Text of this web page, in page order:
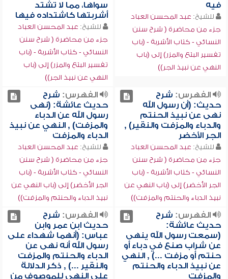
فيه
للشيخ: عبد المحسن العباد
جزء من محاضرة ( شرح سنن
النسائي - كتاب الأشربة - (باب
تفسير البتع والمزر) إلى (باب
النهي عن نبيذ الجر))
سواها، مما لا تشتد
أشربتها كاشتداده فيها
للشيخ: عبد المحسن العباد
جزء من محاضرة ( شرح سنن
النسائي - كتاب الأشربة - (باب
تفسير البتع والمزر) إلى (باب
النهي عن نبيذ الجر))
الفهرس: شرح
حديث: (أن رسول الله
نهى عن نبيذ الحنتم
والدباء والمزفت والنقير) ,
الجر الأخضر
للشيخ: عبد المحسن العباد
جزء من محاضرة ( شرح سنن
النسائي - كتاب الأشربة - (باب
الجر الأخضر) إلى (باب النهي عن
نبيذ الدباء والحنتم والمزفت))
الفهرس: شرح
حديث عائشة: (نهى
رسول الله عن الدباء
والمزفت) , النهي عن نبيذ
الدباء والمزفت
للشيخ: عبد المحسن العباد
جزء من محاضرة ( شرح سنن
النسائي - كتاب الأشربة - (باب
الجر الأخضر) إلى (باب النهي عن
نبيذ الدباء والحنتم والمزفت))
الفهرس: شرح
حديث عائشة:
(سمعت رسول الله ينهى
عن شراب صنع في دباء أو
حنتم أو مزفت ...) , النهي
عن نبيذ الدباء والحنتم
والمزفت
الفهرس: شرح
حديث ابن عمر وابن
عباس: (أنهما شهداء على
رسول الله أنه نهى عن
الدباء والحنتم والمزفت
والنقير ...) , ذكر الدلالة
على النهي للموصوف من